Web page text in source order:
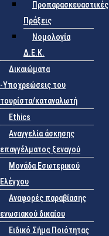
Προπαρασκευαστικές
Πράξεις
Νομολογία
Δ.Ε.Κ.
Δικαιώματα
-Υποχρεώσεις του
τουρίστα/καταναλωτή
Ethics
Αναγγελία άσκησης
επαγγέλματος ξεναγού
Μονάδα Εσωτερικού
Ελέγχου
Αναφορές παραβίασης
ενωσιακού δικαίου
Ειδικό Σήμα Ποιότητας